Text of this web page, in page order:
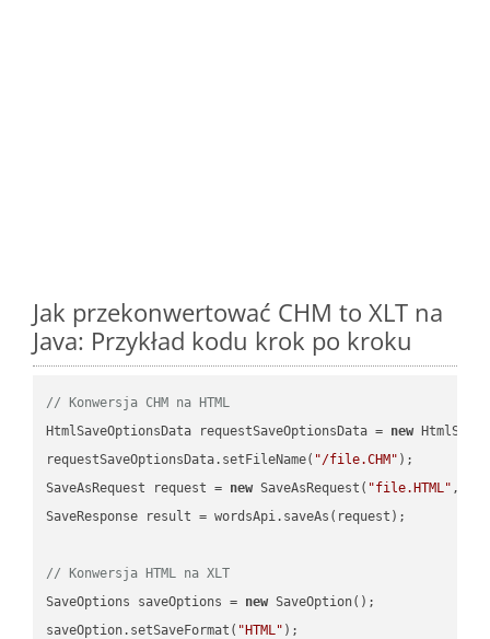
Jak przekonwertować CHM to XLT na
Java: Przykład kodu krok po kroku
// Konwersja CHM na HTML
HtmlSaveOptionsData requestSaveOptionsData = new
requestSaveOptionsData.setFileName( "/file.CHM" );
SaveAsRequest request = new SaveAsRequest( "file.HTML"
SaveResponse result = wordsApi.saveAs(request);
// Konwersja HTML na XLT
SaveOptions saveOptions = new SaveOption();
saveOption.setSaveFormat( "HTML" );